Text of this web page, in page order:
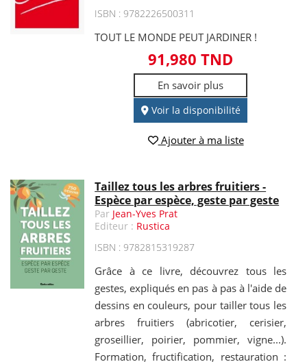
ISBN : 9782226500311
TOUT LE MONDE PEUT JARDINER !
91,980 TND
En savoir plus
Voir la disponibilité
Ajouter à ma liste
Taillez tous les arbres fruitiers -
Espèce par espèce, geste par geste
Par Jean-Yves Prat
Editeur : Rustica
ISBN : 9782815319287
Grâce à ce livre, découvrez tous les
gestes, expliqués en pas à pas à l'aide de
dessins en couleurs, pour tailler tous les
arbres fruitiers (abricotier, cerisier,
groseillier, poirier, pommier, vigne...).
Formation, fructification, restauration :